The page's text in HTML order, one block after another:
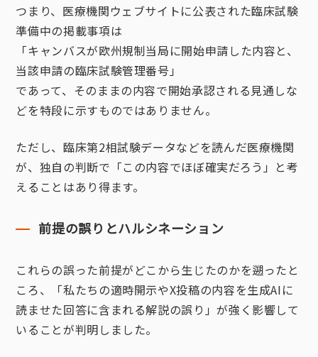
つまり、医療機関ウェブサイトに公表された臨床試験
準備中の掲載事項は
「キャンバスが欧州規制当局に開始申請した内容と、
当該申請の臨床試験管理番号」
であって、そのままの内容で開始承認される見通しな
どを特段に示すものではありません。
ただし、臨床第2相試験データなどを読んだ医療機関
が、独自の判断で「この内容でほぼ確実だろう」と考
えることはあり得ます。
前提の誤りとハルシネーション
これらの誤った前提がどこから生じたのかを遡ったと
ころ、「私たちの適時開示やX投稿の内容を生成AIに
読ませた回答に含まれる解説の誤り」が強く影響して
いることが判明しました。